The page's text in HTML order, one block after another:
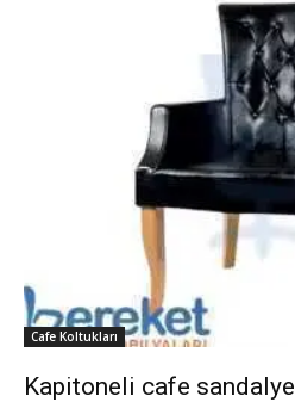
Cafe Koltukları
Kapitoneli cafe sandalye